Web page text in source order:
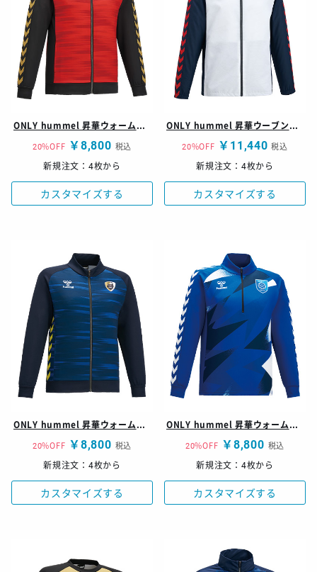
ONLY hummel 昇華ウォームアップ トップ HAT200型
20%OFF ￥8,800 税込
新規注文：4枚から
カスタマイズする
ONLY hummel 昇華ウーブントップ HAW200型
20%OFF ￥11,440 税込
新規注文：4枚から
カスタマイズする
ONLY hummel 昇華ウォームアップトップ HAT201型
20%OFF ￥8,800 税込
新規注文：4枚から
カスタマイズする
ONLY hummel 昇華ウォームアップトップ HAT202型
20%OFF ￥8,800 税込
新規注文：4枚から
カスタマイズする